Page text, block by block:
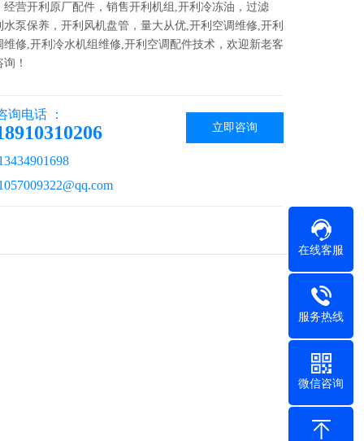
经营开利原厂配件，销售开利机组,开利冷冻油，过滤
水泵保养，开利风机盘管，量大从优,开利空调维修,开利
维修,开利冷水机组维修,开利空调配件技术，欢迎新老客
！
立即咨询
询电话 ：
在线客服
服务热线
微信咨询